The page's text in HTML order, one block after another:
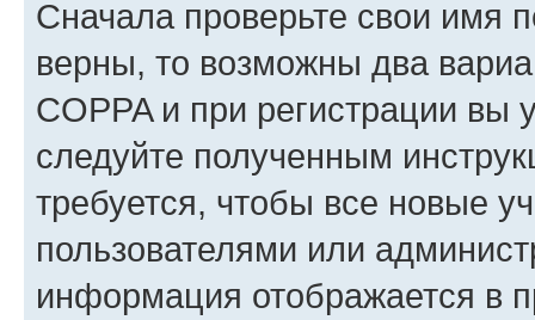
Сначала проверьте свои имя
верны, то возможны два
COPPA и при регистрации вы
следуйте полученным
требуется, чтобы все новые
пользователями или
информация отображается в